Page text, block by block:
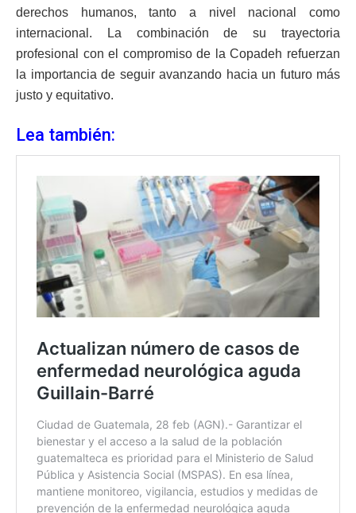
derechos humanos, tanto a nivel nacional como
internacional. La combinación de su trayectoria
profesional con el compromiso de la Copadeh refuerzan
la importancia de seguir avanzando hacia un futuro más
justo y equitativo.
Lea también: